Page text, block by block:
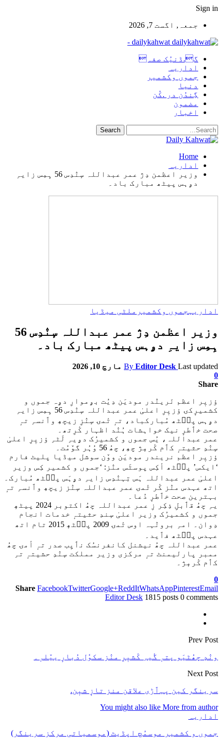
Sign in
جمعہ, اگست 7, 2026
dailykahwat -
گ.ڈنیُک صفہ
اداریہ
جموں وکشمیر
دنیا
گِندُن در .کُن
مضمون
اخبار
Home
اداریہ
وزیر اعظمن دِژ عمر عبداللہ سٕنٛدِس 56 ہِمِس زایہِ
دۄہس پیٹھ مبارک باد۔
اداریہ جموں وکشمیر ملٹی میڈیا
وزیر اعظمن دِژ عمر عبداللہ سٕنٛدِس 56
ہِمِس زایہِ دۄہس پیٹھ مبارک باد۔
By Editor Desk Last updated
مارچ 10, 2026
0
Share
ؤزیٖر اعظم نَرینٛدر مودیَن دِیُت بۄموارِ دۄہ جموں و
کشمیرٕکۍ ؤزیٖرِ اعلیٰ عمر عبداللہ سٕنٛدِس 56 ہِمِس زایہِ
دۄہس پٮ۪ٹھ مُبارکباد، تہٕ تٔمۍ سٕنٛزِ زیچھِ وٲنسہِ تہٕ
صحت خٲطرٕ نیک خواہشات ہُنٛد اظہار کٔرِتھ۔
عمر عبداللہ، یُس جموں و کشمیرُک دۄیہِ لَٹہِ ؤزیٖرِ اعلیٰ
سٕنٛدِ حثیتہٕ کٲم کٔرمٕژ چھِ، چھُ 56 وُہُر گوٚمُت۔
ؤزیٖر اعظم نریندر مودیَن ووٚن سوشل میڈیا پلیٹ فارم
‘ایکس’ پٮ۪ٹھ أکِس پوسٹَس منٛز: ‘جموں و کشمیر کِس وزیر
اعلیٰ عمر عبداللہ ہَس تِہنٛدِس زایہِ دۄہَس پٮ۪ٹھ مُبارک۔
اتھ عہدس منٛز کٔر تٔمۍ عمر عبداللہ سٕنٛز زیچھِ وٲنسہِ تہٕ
بہترین صحت خٲطرٕ دُعا۔
یہِ چھُ قٲبلِ ذِکِر زِ عمر عبداللہ چھُ اکتوبر 2024 پیٹھٕ
جموں و کشمیرُک وزیر اعلیٰ سٕندِ حثیتہٕ خدمات انجام
دِوان۔ امہِ برونٛہہ اوس تٔمۍ 2009 پٮ۪ٹھٕ 2015 تام اتھ
عہدس پٮ۪ٹھ فٲید۔
عمر عبداللہ چھُ نیشنل کانفرنسُک نٲیِب صدر تہٕ أمۍ چھُ
ممبر پارلیمنٹ تہٕ مرکزی وزیر مملکت سٕنٛدِ حشیتہٕ تہِ
کٲم کٔرمٕژ۔
0
Share FacebookTwitterGoogle+ReddItWhatsAppPinterestEmail
Editor Desk 1815 posts 0 comments
Prev Post
ونٛدٕ چھُٹیَو پتہٕ گٔیہِ کٔشیٖرِ منٛز سکوٗل دُبارٕ ییٚلہٕ۔
Next Post
سرینگر کین پہٲڑی علاقن منز تازٕ شیٖن.
You might also like More from author
اداریہ
جموں و کشمیر موسمُچ اپڈیٹ (موسمیاتی مرکز سرینگر)